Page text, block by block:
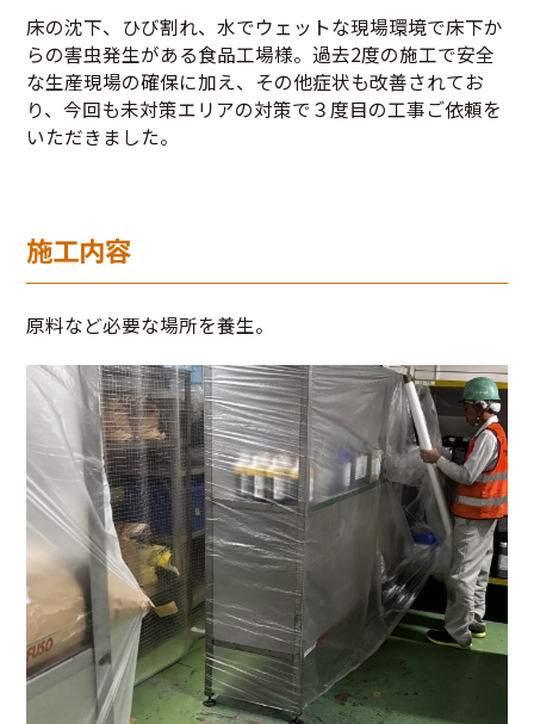
床の沈下、ひび割れ、水でウェットな現場環境で床下か
らの害虫発生がある食品工場様。過去2度の施工で安全
な生産現場の確保に加え、その他症状も改善されてお
り、今回も未対策エリアの対策で３度目の工事ご依頼を
いただきました。
施工内容
原料など必要な場所を養生。